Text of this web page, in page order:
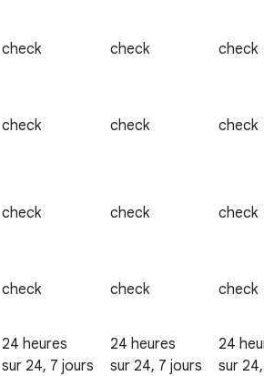
check check check
check check check
check check check
check check check
24 heures
sur 24, 7 jours
24 heures
sur 24, 7 jours
24
sur